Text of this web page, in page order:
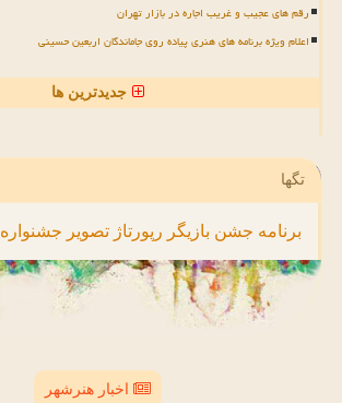
رقم های عجیب و غریب اجاره در بازار تهران
اعلام ویژه برنامه های هنری پیاده روی جاماندگان اربعین حسینی
جدیدترین ها
تگها
برنامه جشن بازیگر رپورتاژ تصویر جشنواره
اخبار هنرشهر